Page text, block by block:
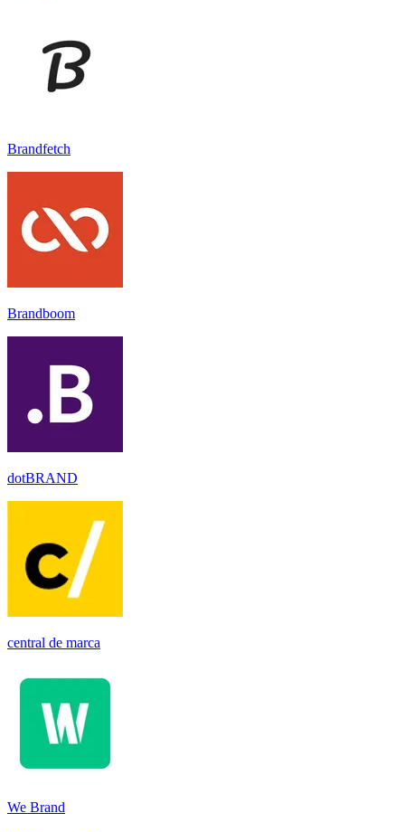
Brandfetch
Brandboom
dotBRAND
central de marca
We Brand